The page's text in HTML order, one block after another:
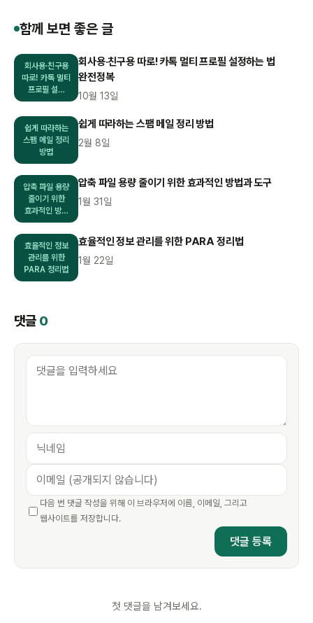
함께 보면 좋은 글
회사용·친구용
따로! 카톡 멀티
프로필 설…
회사용·친구용 따로! 카톡 멀티 프로필 설정하는 법
완전정복
10월 13일
쉽게 따라하는
스팸 메일 정리
방법
쉽게 따라하는 스팸 메일 정리 방법
2월 8일
압축 파일 용량
줄이기 위한
효과적인 방…
압축 파일 용량 줄이기 위한 효과적인 방법과 도구
1월 31일
효율적인 정보
관리를 위한
PARA 정리법
효율적인 정보 관리를 위한 PARA 정리법
1월 22일
댓글 0
다음 번 댓글 작성을 위해 이 브라우저에 이름, 이메일, 그리고
웹사이트를 저장합니다.
첫 댓글을 남겨보세요.